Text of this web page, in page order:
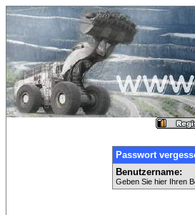
Passwort
Benutzername:
Geben Sie hier Ihren